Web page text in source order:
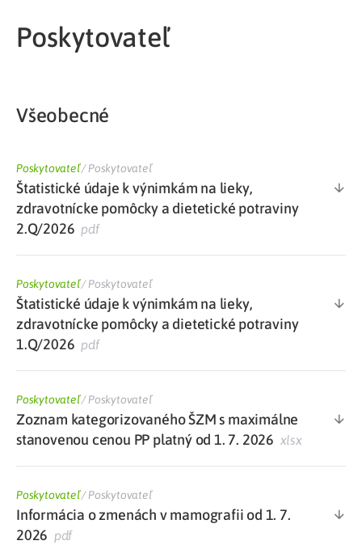
Poskytovateľ
Všeobecné
Poskytovateľ/Poskytovateľ
Štatistické údaje k výnimkám na lieky,
zdravotnícke pomôcky a dietetické potraviny
2.Q/2026 pdf
Poskytovateľ/Poskytovateľ
Štatistické údaje k výnimkám na lieky,
zdravotnícke pomôcky a dietetické potraviny
1.Q/2026 pdf
Poskytovateľ/Poskytovateľ
Zoznam kategorizovaného ŠZM s maximálne
stanovenou cenou PP platný od 1. 7. 2026 xlsx
Poskytovateľ/Poskytovateľ
Informácia o zmenách v mamografii od 1. 7.
2026 pdf